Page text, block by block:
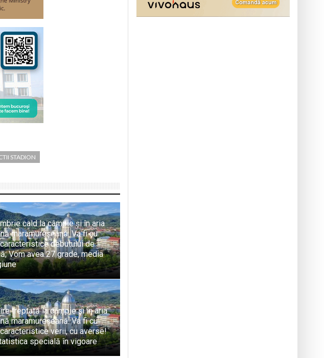
STADION
cald la câmpie și în aria
maramureșeană: Va fi cu
debutului de
Vom avea 27 grade, media
treptată la câmpie și în aria
maramureșeană: Va fi cu
verii, cu averse!
specială în vigoare